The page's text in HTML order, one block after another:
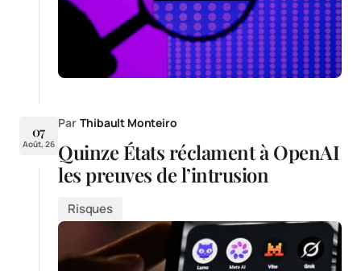
07
Août, 26
Par Thibault Monteiro
Quinze États réclament à OpenAI
les preuves de l’intrusion
Risques